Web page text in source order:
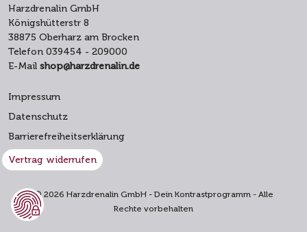
Harzdrenalin GmbH
Königshütterstr 8
38875 Oberharz am Brocken
Telefon 039454 - 209000
E-Mail shop@harzdrenalin.de
Impressum
Datenschutz
Barrierefreiheitserklärung
Vertrag widerrufen
© 2026 Harzdrenalin GmbH - Dein Kontrastprogramm - Alle
Rechte vorbehalten